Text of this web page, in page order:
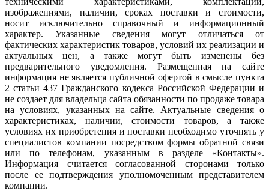
изображениями, наличии, сроках поставки и стоимости,
носит исключительно справочный и информационный
характер. Указанные сведения могут отличаться от
фактических характеристик товаров, условий их реализации и
актуальных цен, а также могут быть изменены без
предварительного уведомления. Размещенная на сайте
информация не является публичной офертой в смысле пункта
2 статьи 437 Гражданского кодекса Российской Федерации и
не создает для владельца сайта обязанности по продаже товара
на условиях, указанных на сайте. Актуальные сведения о
характеристиках, наличии, стоимости товаров, а также
условиях их приобретения и поставки необходимо уточнять у
специалистов компании посредством формы обратной связи
или по телефонам, указанным в разделе «Контакты».
Информация считается согласованной сторонами только
после ее подтверждения уполномоченным представителем
компании.